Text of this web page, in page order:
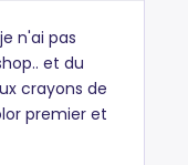
n'ai pas
et du
crayons de
premier et